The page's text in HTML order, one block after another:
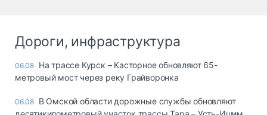
Дороги, инфраструктура
06.08 На трассе Курск – Касторное обновляют 65-
метровый мост через реку Грайворонка
06.08 В Омской области дорожные службы обновляют